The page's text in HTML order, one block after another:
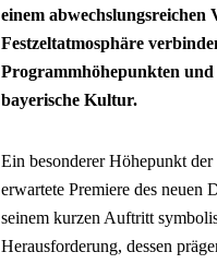
einem
Festzeltatmosphäre
Programmhöhepunkten
bayerische Kultur.
Ein besonderer Höhepunkt
erwartete Premiere des neuen
seinem kurzen Auftritt
Herausforderung, dessen